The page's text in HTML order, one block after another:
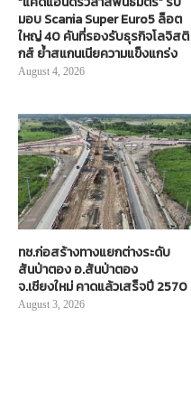
มอบ Scania Super Euro5 ล็อต
ใหญ่ 40 คันที่รองรับธุรกิจโลจิสติ
กส์ ย้ำสแกนเนียความแข็งแกร่ง
August 4, 2026
ทช.ก่อสร้างทางแยกต่างระดับ
สันป่าตอง อ.สันป่าตอง
จ.เชียงใหม่ คาดแล้วเสร็จปี 2570
August 3, 2026